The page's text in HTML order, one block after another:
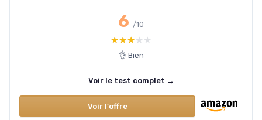
6 /10
★★★★★
★★★★★
👌 Bien
Voir le test complet →
Voir l'offre